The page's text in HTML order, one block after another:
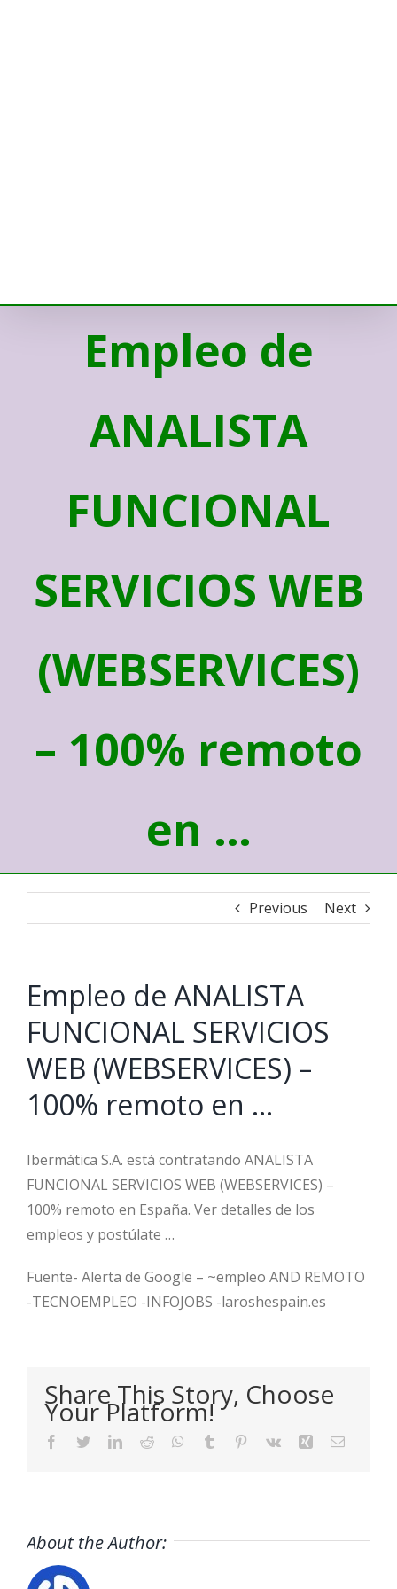
Empleo de
ANALISTA
FUNCIONAL
SERVICIOS WEB
(WEBSERVICES)
– 100% remoto
en …
Previous Next
Empleo de ANALISTA
FUNCIONAL SERVICIOS
WEB (WEBSERVICES) –
100% remoto en …
Ibermática S.A. está contratando ANALISTA
FUNCIONAL SERVICIOS WEB (WEBSERVICES) –
100% remoto en España. Ver detalles de los
empleos y postúlate …
Fuente- Alerta de Google – ~empleo AND REMOTO
-TECNOEMPLEO -INFOJOBS -laroshespain.es
Share This Story, Choose
Your Platform!
Facebook
TwitterLinkedIn
Reddit WhatsApp
Tumblr Pinterest
Vk Xing Email
About the Author: